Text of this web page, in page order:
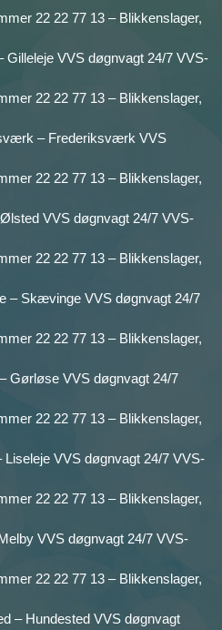
22 22 77 13 – Blikkenslager,
Gilleleje VVS døgnvagt 24/7 VVS-
22 22 77 13 – Blikkenslager,
– Frederiksværk VVS
22 22 77 13 – Blikkenslager,
VVS døgnvagt 24/7 VVS-
22 22 77 13 – Blikkenslager,
– Skævinge VVS døgnvagt 24/7
22 22 77 13 – Blikkenslager,
Gørløse VVS døgnvagt 24/7
22 22 77 13 – Blikkenslager,
VVS døgnvagt 24/7 VVS-
22 22 77 13 – Blikkenslager,
VVS døgnvagt 24/7 VVS-
22 22 77 13 – Blikkenslager,
– Hundested VVS døgnvagt